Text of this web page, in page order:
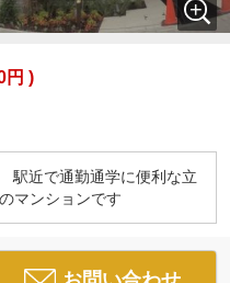
円 )
駅近で通勤通学に便利な立
マンションです